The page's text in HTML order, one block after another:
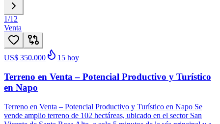
1/12
Venta
US$ 350.000 15 hoy
Terreno en Venta – Potencial Productivo y Turístico
en Napo
Terreno en Venta – Potencial Productivo y Turístico en Napo Se
vende amplio terreno de 102 hectáreas, ubicado en el sector San